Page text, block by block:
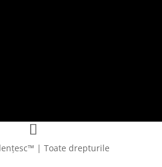
| Toate drepturile